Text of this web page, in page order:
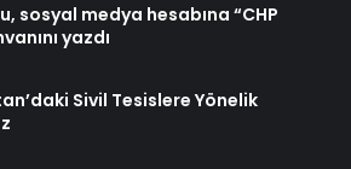
sosyal medya hesabına “CHP
yazdı
Sivil Tesislere Yönelik